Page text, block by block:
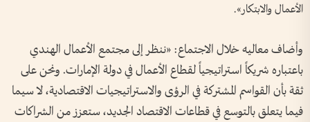
الأعمال والابتكار».
وأضاف معاليه خلال الاجتماع: «ننظر إلى مجتمع الأعمال الهندي
باعتباره شريكاً استراتيجياً لقطاع الأعمال في دولة الإمارات. ونحن على
ثقة بأن القواسم المشتركة في الرؤى والاستراتيجيات الاقتصادية، لا سيما
فيما يتعلق بالتوسع في قطاعات الاقتصاد الجديد، ستعزز من الشراكات